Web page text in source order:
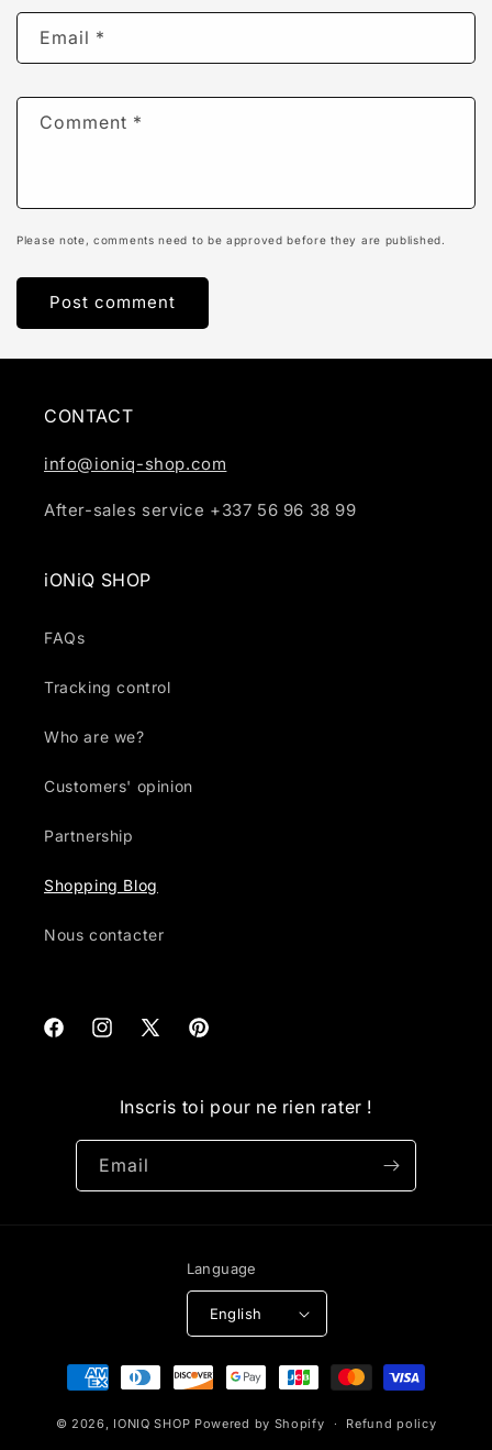
Email *
Comment *
Please note, comments need to be approved before they are published.
CONTACT
info@ioniq-shop.com
After-sales service +337 56 96 38 99
iONiQ SHOP
FAQs
Tracking control
Who are we?
Customers' opinion
Partnership
Shopping Blog
Nous contacter
FacebookInstagram
X
Pinterest
Inscris toi pour ne rien rater !
Email
Language
English
Payment
methods
© 2026, IONIQ SHOP Powered by Shopify Refund policy